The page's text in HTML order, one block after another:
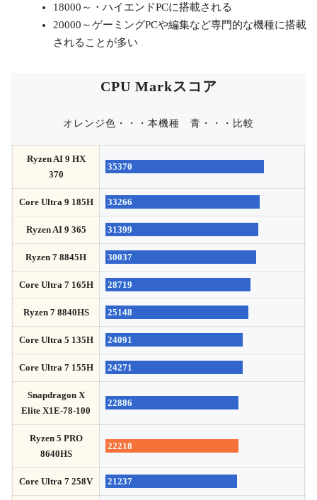
18000～・ハイエンドPCに搭載される
20000～ゲーミングPCや編集など専門的な機種に搭載
されることが多い
CPU Markスコア
オレンジ色・・・本機種 青・・・比較
Ryzen AI 9 HX
370
35370
Core Ultra 9 185H 33266
Ryzen AI 9 365 31399
Ryzen 7 8845H 30037
Core Ultra 7 165H 28719
Ryzen 7 8840HS 25148
Core Ultra 5 135H 24091
Core Ultra 7 155H 24271
Snapdragon X
Elite X1E-78-100
22886
Ryzen 5 PRO
8640HS
22218
Core Ultra 7 258V 21237